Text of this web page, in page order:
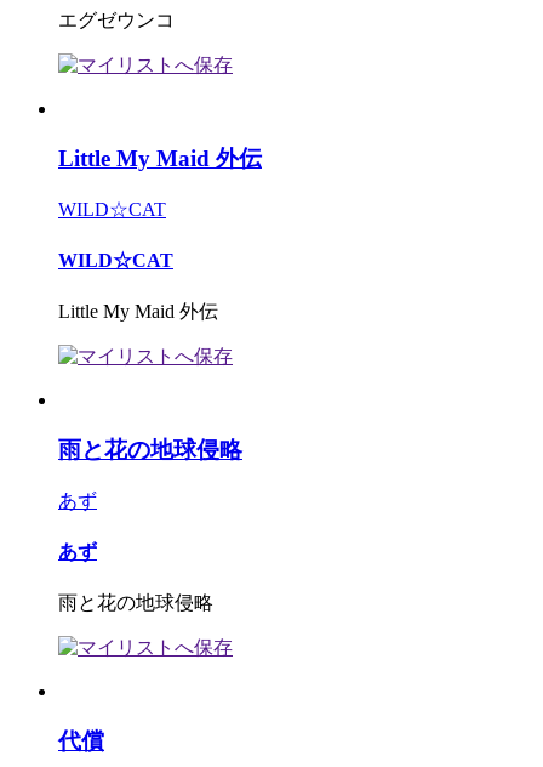
エグゼウンコ
Little My Maid 外伝
WILD☆CAT
WILD☆CAT
Little My Maid 外伝
雨と花の地球侵略
あず
あず
雨と花の地球侵略
代償